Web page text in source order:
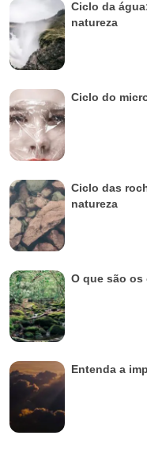
Ciclo da
natureza
Ciclo do
Ciclo das
natureza
O que são
Entenda a